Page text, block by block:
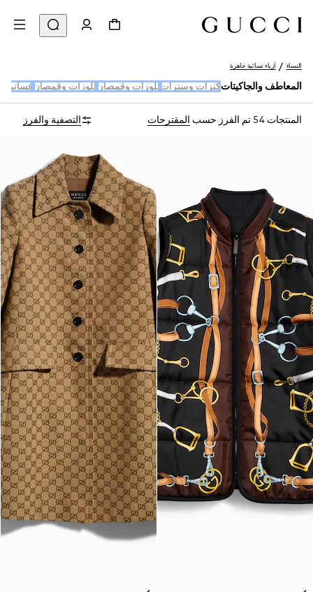
النساء أزياء نسائية جاهزة
المعاطف والجاكيتات كنزات وسترات بلوزات وقمصان بلوزات وقمصان فساتين
المنتجات 54 تم الفرز حسب المقترحات التصفية والفرز